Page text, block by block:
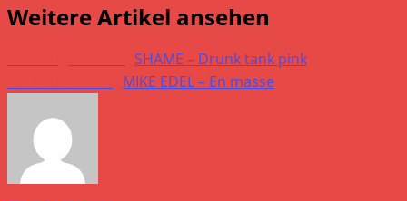
Weitere Artikel ansehen
SHAME – Drunk tank pink
MIKE EDEL – En masse